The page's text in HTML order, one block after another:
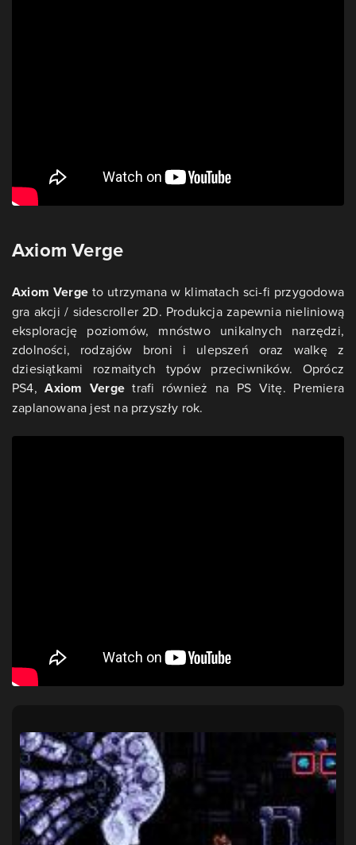
Axiom Verge
Axiom Vergeto utrzymana w klimatach sci-fi przygodowa
gra akcji / sidescroller 2D. Produkcja zapewnia nieliniową
eksplorację poziomów, mnóstwo unikalnych narzędzi,
zdolności, rodzajów broni i ulepszeń oraz walkę z
dziesiątkami rozmaitych typów przeciwników. Oprócz
PS4,Axiom Vergetrafi również na PS Vitę. Premiera
zaplanowana jest na przyszły rok.